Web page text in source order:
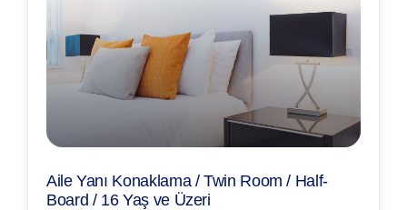
Aile Yanı Konaklama / Twin Room / Half-
Board / 16 Yaş ve Üzeri